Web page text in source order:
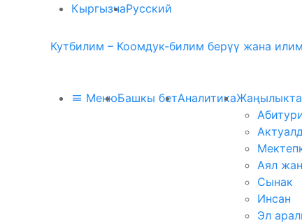
КыргызчаРусский
Кутбилим – Коомдук-билим берүү жана
МенюБашкы бетАналитика
Аял
Сынак
Инсан
Эл